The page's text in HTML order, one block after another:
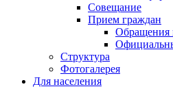
Совещание
Прием граждан
Обращения
Структура
Фотогалерея
Для населения